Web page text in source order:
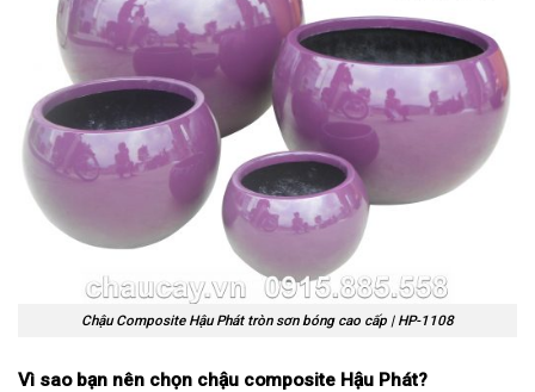
Chậu Composite Hậu Phát tròn sơn bóng cao cấp | HP-1108
Vì sao bạn nên chọn chậu composite Hậu Phát?